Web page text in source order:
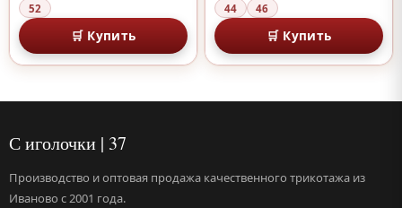
52
🛒 Купить
44 46
🛒 Купить
С иголочки | 37
Производство и оптовая продажа качественного трикотажа из
Иваново с 2001 года.